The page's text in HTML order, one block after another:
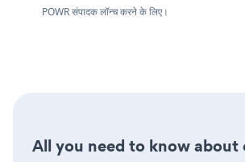
POWR संपादक लॉन्च करने के लिए।
All you need to know about